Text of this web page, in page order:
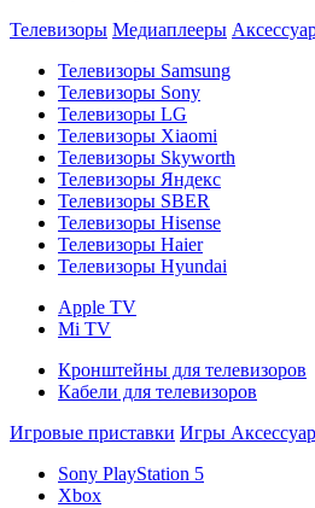
Телевизоры Медиаплееры
Телевизоры Samsung
Телевизоры Sony
Телевизоры LG
Телевизоры Xiaomi
Телевизоры Skyworth
Телевизоры Яндекс
Телевизоры SBER
Телевизоры Hisense
Телевизоры Haier
Телевизоры Hyundai
Apple TV
Mi TV
Кронштейны для телевизоров
Кабели для телевизоров
Игровые приставки Игры
Sony PlayStation 5
Xbox